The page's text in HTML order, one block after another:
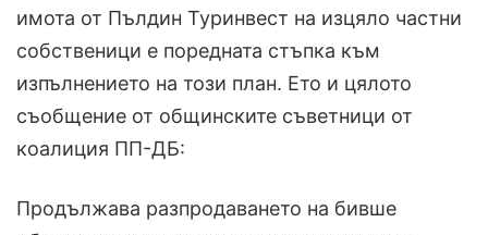
имота от Пълдин Туринвест на изцяло частни
собственици е поредната стъпка към
изпълнението на този план. Ето и цялото
съобщение от общинските съветници от
коалиция ПП-ДБ:
Продължава разпродаването на бивше